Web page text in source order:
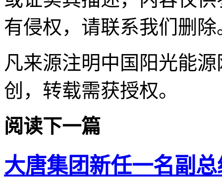
有侵权，请联系我们删除
凡来源注明中国阳光能
创，转载需获授权。
阅读下一篇
大唐集团新任一名副